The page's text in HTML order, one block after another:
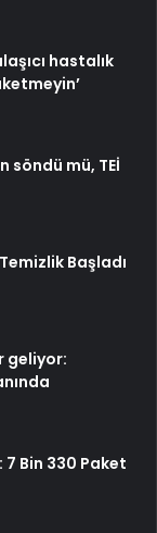
hastalık
söndü mü, TEİ
Başladı
geliyor:
Bin 330 Paket